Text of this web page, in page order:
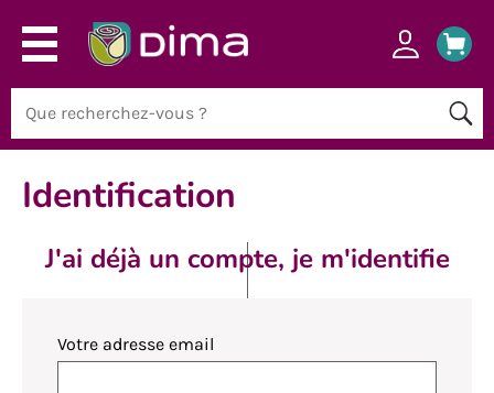
Identification
J'ai déjà un compte, je m'identifie
Votre adresse email